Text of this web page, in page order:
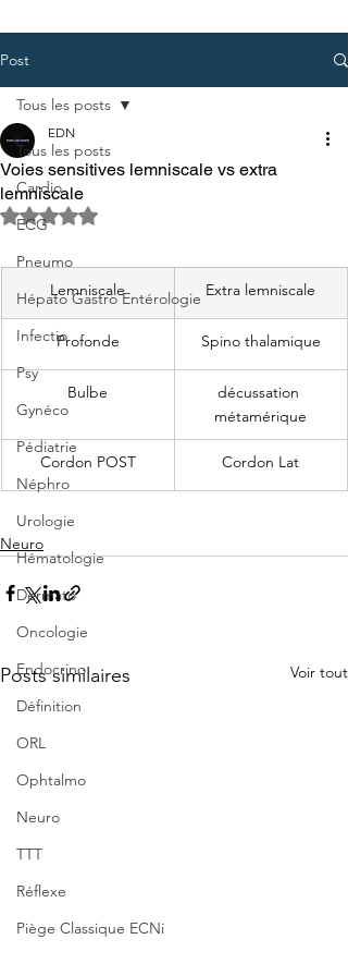
Post
Tous les posts
Cardio
ECG
Pneumo
Hépato Gastro Entérologie
Infectio
Psy
Gynéco
Pédiatrie
Néphro
Urologie
Hématologie
Dermato
Oncologie
Endocrino
Définition
ORL
Ophtalmo
Neuro
TTT
Réflexe
Piège Classique ECNi
Tous les posts
Voies sensitives lemniscale vs extra
lemniscale
EDN
Noté NaN étoiles sur 5.
Lemniscale Extra lemniscale
Profonde Spino thalamique
Bulbe
décussation
métamérique
Cordon POST Cordon Lat
Neuro
Posts similaires Voir tout